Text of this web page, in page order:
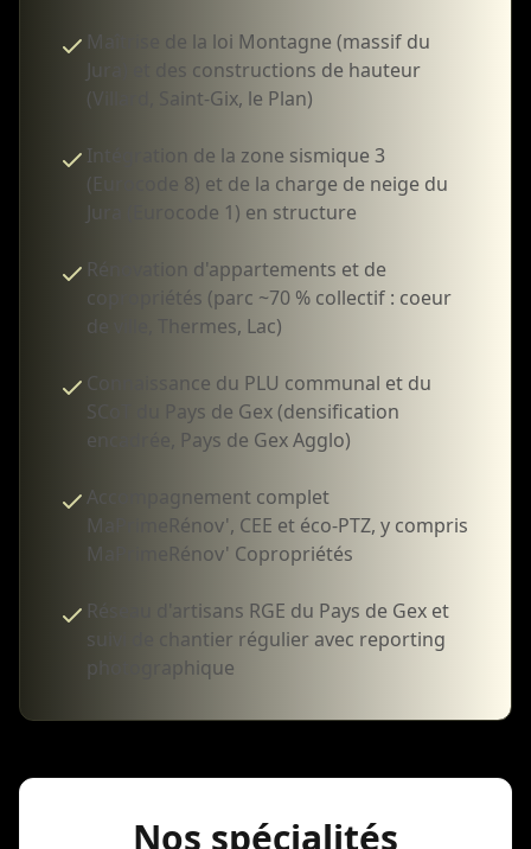
Maîtrise de la loi Montagne (massif du
Jura) et des constructions de hauteur
(Villard, Saint-Gix, le Plan)
Intégration de la zone sismique 3
(Eurocode 8) et de la charge de neige du
Jura (Eurocode 1) en structure
Rénovation d'appartements et de
copropriétés (parc ~70 % collectif : coeur
de ville, Thermes, Lac)
Connaissance du PLU communal et du
SCoT du Pays de Gex (densification
encadrée, Pays de Gex Agglo)
Accompagnement complet
MaPrimeRénov', CEE et éco-PTZ, y compris
MaPrimeRénov' Copropriétés
Réseau d'artisans RGE du Pays de Gex et
suivi de chantier régulier avec reporting
photographique
Nos spécialités